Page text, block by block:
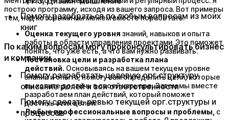
Помогу разобраться по любым вопросам из моих
книг​
По каким вопросам могу проконсультировать бизнес
и компании​
​Помогу разработать целевую орг.структуру,
описание ролей и зон ответственности
Помогу сделать ревью текущей орг.структуры и
процессов
построю программу, исходя из вашего запроса. Вот примеры
тем, над которыми мы можем вместе поработать:
Оценка текущего уровня знаний, навыков и опыта
работы в области управления проектами. Это поможет
понять, что уже есть, а что вам нужно развивать.
Постановка цели и разработка плана
действий. Основываясь на вашем текущем уровне
знаний и опыта, помогу вам определить цели, которые
вы хотите достичь в своей карьере, Затем мы вместе
разработаем план действий, который поможет
достичь этих целей.
Любые профессиональные вопросы и проблемы, с